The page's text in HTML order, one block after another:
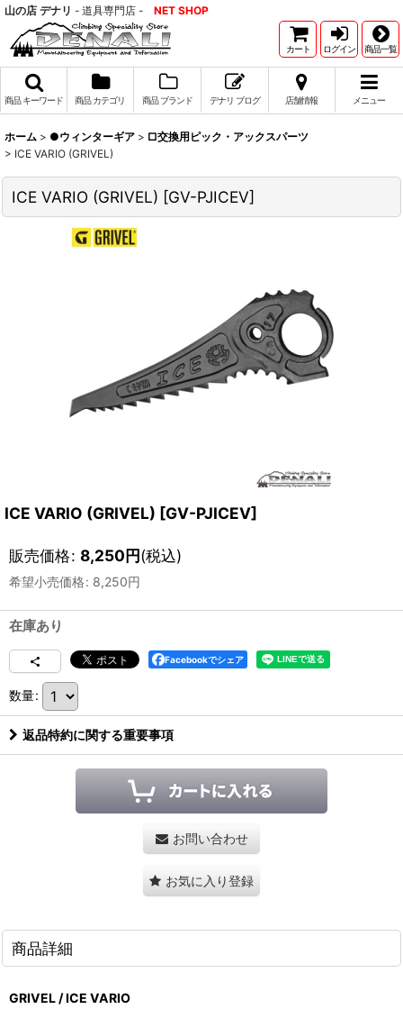
山の店 デナリ - 道具専門店 - NET SHOP
カート ログイン 商品一覧
商品 キーワード 商品 カテゴリ 商品 ブランド デナリ ブログ 店舗情報 メニュー
ホーム > ●ウィンターギア > □交換用ピック・アックスパーツ
> ICE VARIO (GRIVEL)
ICE VARIO (GRIVEL) [GV-PJICEV]
ICE VARIO (GRIVEL) [GV-PJICEV]
販売価格: 8,250円(税込)
希望小売価格: 8,250円
在庫あり
Facebookでシェア
数量:
返品特約に関する重要事項
お問い合わせ
お気に入り登録
商品詳細
GRIVEL / ICE VARIO